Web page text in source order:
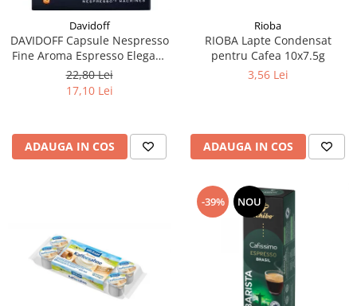
Davidoff
DAVIDOFF Capsule Nespresso
Fine Aroma Espresso Elegant
& Fragrant 10x5.5g
22,80 Lei
17,10 Lei
ADAUGA IN COS
Rioba
RIOBA Lapte Condensat
pentru Cafea 10x7.5g
3,56 Lei
ADAUGA IN COS
-39% NOU